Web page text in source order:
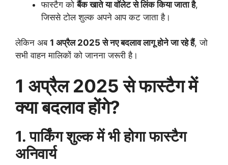
फास्टैग कोबैंक खाते या वॉलेट से लिंक किया जाता है,
जिससे टोल शुल्क अपने आप कट जाता है।
लेकिन अब 1 अप्रैल 2025 से नए बदलाव लागू होने जा रहे हैं, जो
सभी वाहन मालिकों को जानना जरूरी है।
1 अप्रैल 2025 से फास्टैग में
क्या बदलाव होंगे?
1. पार्किंग शुल्क में भी होगा फास्टैग
अनिवार्य